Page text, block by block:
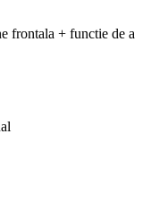
frontala + functie de a